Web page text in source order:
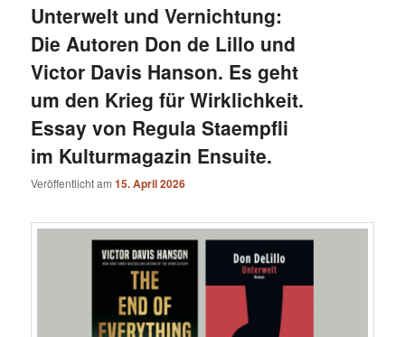
Unterwelt und Vernichtung:
Die Autoren Don de Lillo und
Victor Davis Hanson. Es geht
um den Krieg für Wirklichkeit.
Essay von Regula Staempfli
im Kulturmagazin Ensuite.
Veröffentlicht am15. April 2026